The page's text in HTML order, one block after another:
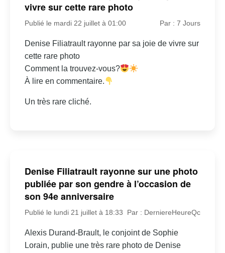
vivre sur cette rare photo
Publié le mardi 22 juillet à 01:00 Par : 7 Jours
Denise Filiatrault rayonne par sa joie de vivre sur
cette rare photo
Comment la trouvez-vous?
À lire en commentaire.
Un très rare cliché.
Denise Filiatrault rayonne sur une photo
publiée par son gendre à l’occasion de
son 94e anniversaire
Publié le lundi 21 juillet à 18:33 Par : DerniereHeureQc
Alexis Durand-Brault, le conjoint de Sophie
Lorain, publie une très rare photo de Denise